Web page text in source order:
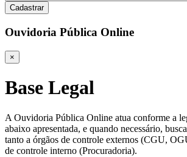
Cadastrar
Ouvidoria Pública Online
×
Base Legal
A Ouvidoria Pública Online atua conforme a
abaixo apresentada, e quando necessário,
tanto a órgãos de controle externos (CGU,
de controle interno (Procuradoria).